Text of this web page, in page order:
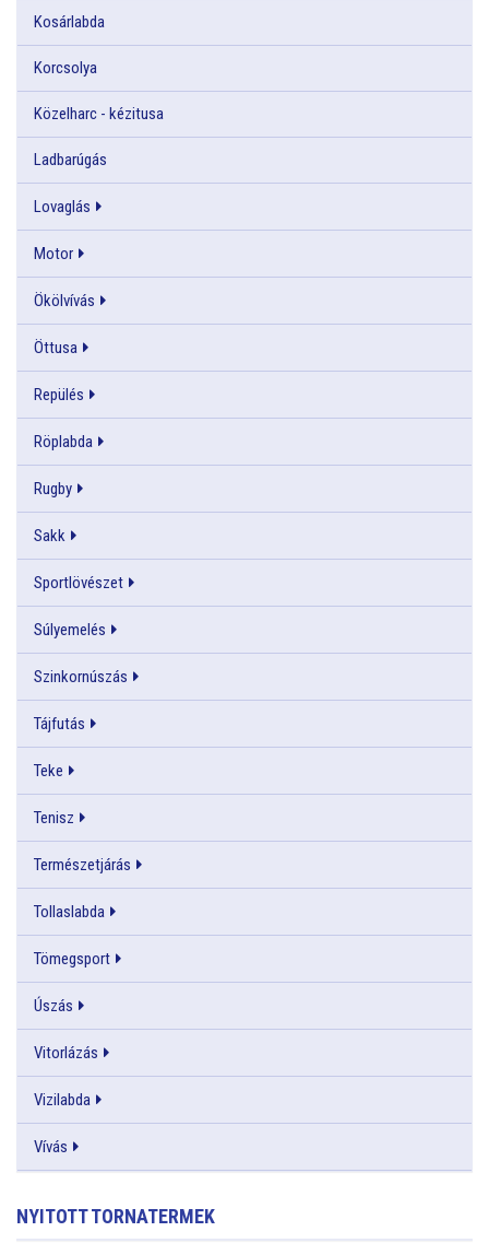
Kosárlabda
Korcsolya
Közelharc - kézitusa
Ladbarúgás
Lovaglás
Motor
Ökölvívás
Öttusa
Repülés
Röplabda
Rugby
Sakk
Sportlövészet
Súlyemelés
Szinkornúszás
Tájfutás
Teke
Tenisz
Természetjárás
Tollaslabda
Tömegsport
Úszás
Vitorlázás
Vizilabda
Vívás
NYITOTT TORNATERMEK